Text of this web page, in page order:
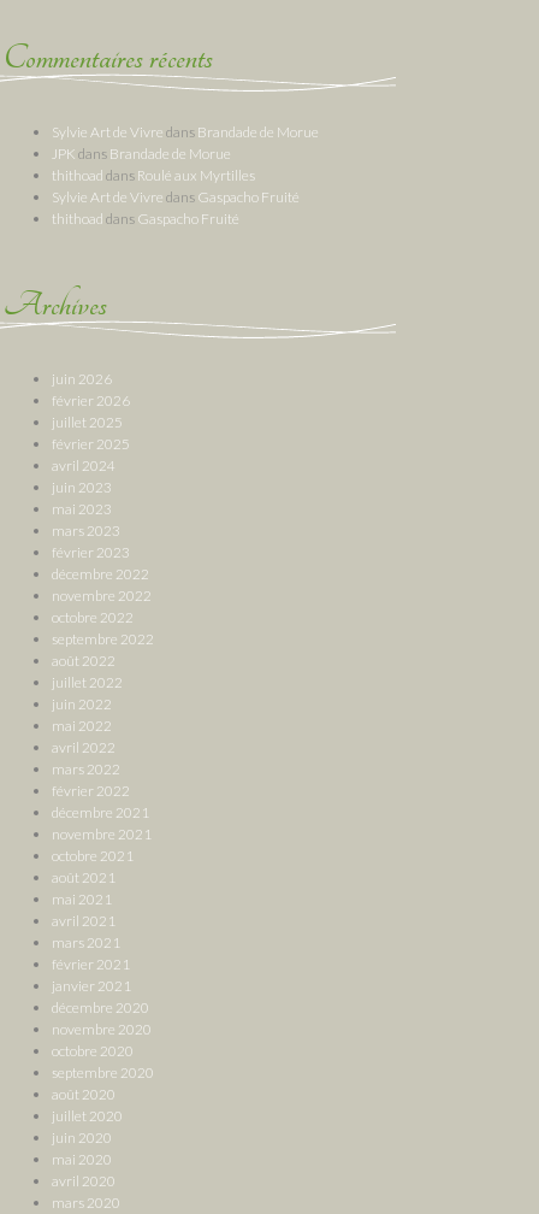
Commentaires récents
Sylvie Art de Vivre dans Brandade de Morue
JPK dans Brandade de Morue
thithoad dans Roulé aux Myrtilles
Sylvie Art de Vivre dans Gaspacho Fruité
thithoad dans Gaspacho Fruité
Archives
juin 2026
février 2026
juillet 2025
février 2025
avril 2024
juin 2023
mai 2023
mars 2023
février 2023
décembre 2022
novembre 2022
octobre 2022
septembre 2022
août 2022
juillet 2022
juin 2022
mai 2022
avril 2022
mars 2022
février 2022
décembre 2021
novembre 2021
octobre 2021
août 2021
mai 2021
avril 2021
mars 2021
février 2021
janvier 2021
décembre 2020
novembre 2020
octobre 2020
septembre 2020
août 2020
juillet 2020
juin 2020
mai 2020
avril 2020
mars 2020